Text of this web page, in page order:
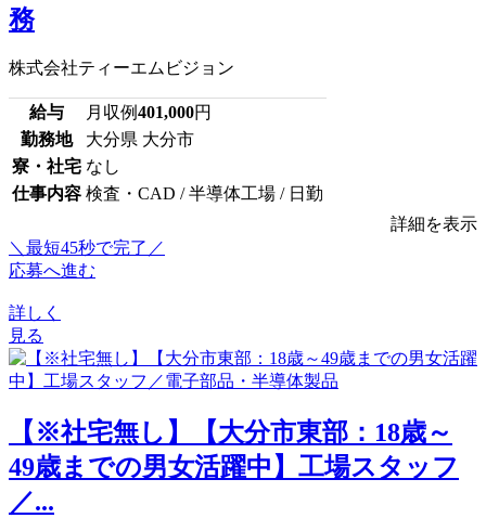
務
株式会社ティーエムビジョン
給与 月収例401,000円
勤務地
大分県 大分市
寮・社宅 なし
仕事内容 検査・CAD / 半導体工場 / 日勤
詳細を表示
＼最短45秒で完了／
応募へ進む
詳しく
見る
【※社宅無し】【大分市東部：18歳～
49歳までの男女活躍中】工場スタッフ
／...